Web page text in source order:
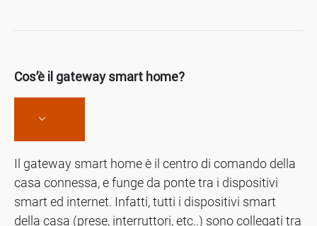
Cos’è il gateway smart home?
Il gateway smart home è il centro di comando della
casa connessa, e funge da ponte tra i dispositivi
smart ed internet. Infatti, tutti i dispositivi smart
della casa (prese, interruttori, etc..) sono collegati tra